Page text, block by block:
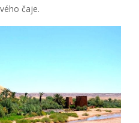
čaje.